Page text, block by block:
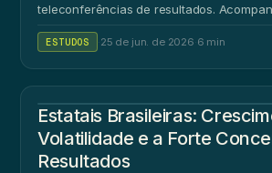
teleconferências de resultados.
ESTUDOS 25 de jun. de 2026 6 min
Estatais Brasileiras:
Volatilidade e a Forte
Resultados